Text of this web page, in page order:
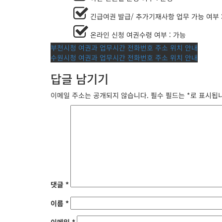
긴급여권 발급/ 추가기재사항 업무 가능 여부
온라인 신청 여권수령 여부 : 가능
글
탐
색
부천시청 여권과 업무시간 전화번호 주소 위치 안내
수원시청 여권과 업무시간 전화번호 주소 위치 안내
답글 남기기
이메일 주소는 공개되지 않습니다. 필수 필드는 *로 표시됩
댓글 *
이름 *